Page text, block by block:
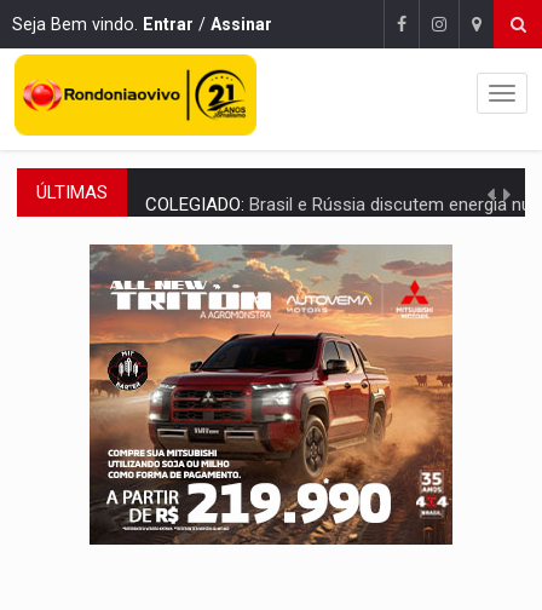
Seja Bem vindo. Entrar / Assinar
ÚLTIMAS COLEGIADO: Brasil e Rússia discutem energia nuclear, defesa e
URGENTE:Colisão entre caminhão e carro deixa quatro mortos e um em
ENCONTRO:Amazônia Negra ganha projeção nacional com participação de
PREVISÃO:Porto Velho tem chances de chuvas isoladas nesta
SINDICATOS UNIDOS:Assembleia Geral delibera greve da educação
PROCESSO SELETIVO:Rondoniaovivo abre oficina de Comunicação com
AGOSTO LILÁS:MPRO lança de portal e promove reflexão sobre trajetória da
REGULARIZAÇÃO:Refis 2026 segue até o fim do ano para